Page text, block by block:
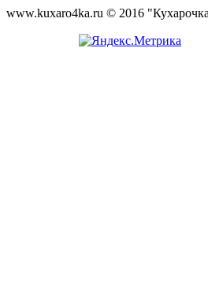
www.kuxaro4ka.ru © 2016